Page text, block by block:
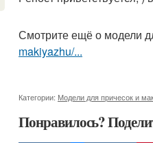
Смотрите ещё о модели
makiyazhu/...
Категории: Модели для причесок и
Понравилось?